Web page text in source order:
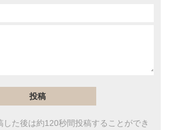
た後は約120秒間投稿することができ